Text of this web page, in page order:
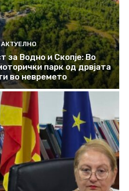
АКТУЕЛНО
за Водно и Скопје: Во
парк од дрвјата
во невремето